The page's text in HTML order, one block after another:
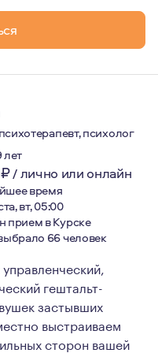
психолог
₽/лично или онлайн
время
вт, 05:00
прием в Курске
66 человек
гештальт-
застывших
выстраиваем
сторон вашей